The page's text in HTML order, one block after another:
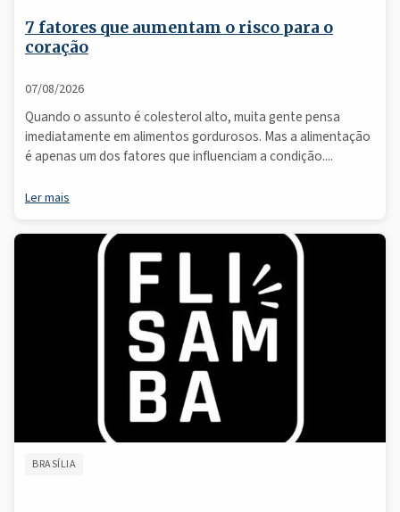
7 fatores que aumentam o risco para o
coração
07/08/2026
Quando o assunto é colesterol alto, muita gente pensa
imediatamente em alimentos gordurosos. Mas a alimentação
é apenas um dos fatores que influenciam a condição....
Ler mais
BRASÍLIA